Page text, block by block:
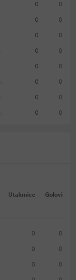
0 0
0 0
0 0
0 0
0 0
0 0
0 0
0 0
Utakmice Golovi
0 0
0 0
0 0